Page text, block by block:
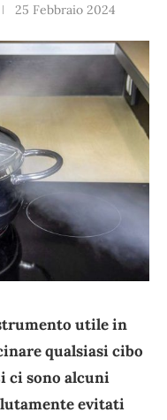
25 Febbraio 2024
utile in
qualsiasi cibo
ci sono alcuni
evitati